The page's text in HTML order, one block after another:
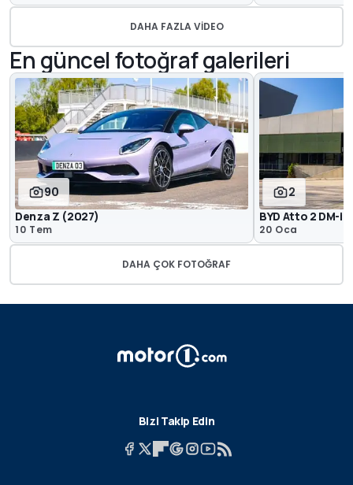
DAHA FAZLA VIDEO
En güncel fotoğraf galerileri
90
Denza Z (2027)
10 Tem
2
BYD Atto 2 DM-
20 Oca
DAHA ÇOK FOTOĞRAF
Bizi Takip Edin